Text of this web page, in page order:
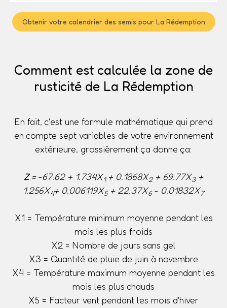
Obtenir votre calendrier des semis pour La Rédemption
Comment est calculée la zone de
rusticité de La Rédemption
En fait, c'est une formule mathématique qui prend
en compte sept variables de votre environnement
extérieure, grossièrement ça donne ça:
Z= -67.62 + 1.734X1+ 0.1868X2+ 69.77X3+
1.256X4+ 0.006119X5+ 22.37X6- 0.01832X7
X1 = Température minimum moyenne pendant les
mois les plus froids
X2 = Nombre de jours sans gel
X3 = Quantité de pluie de juin à novembre
X4 = Température maximum moyenne pendant les
mois les plus chauds
X5 = Facteur vent pendant les mois d'hiver